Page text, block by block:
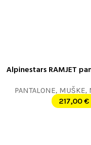
ODABERITE OPCIJE
Alpinestars RAMJET
PANTALONE, MUŠKE,
217,00 €